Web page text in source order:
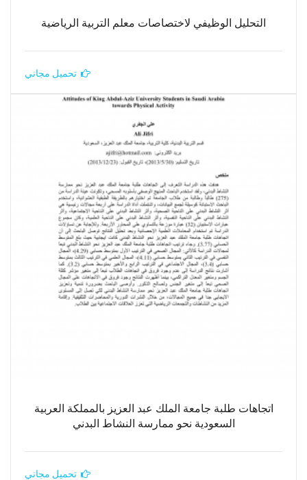
التحليل الوظيفي لاختصاصات معلم التربية الرياضية
تحميل مجاني
اتجاهات طلبة جامعة الملك عبد العزيز بالمملكة العربية
السعودية نحو ممارسة النشاط البدني
تحميل مجاني